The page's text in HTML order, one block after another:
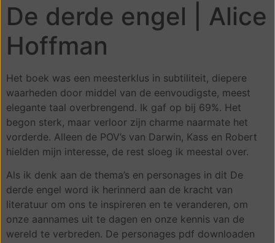
De derde engel | Alice
Hoffman
Het boek was een meesterklus in subtiliteit, diepere
waarheden door middel van de eenvoudigste, meest
elegante taal overbrengend. Ik gaf op bij 69%. Het
begon sterk, maar verloor zijn charme naarmate het
vorderde. Alleen de POV’s van Darwin, Kass en Robert
hielden mijn interesse, de rest sloeg ik meestal over.
Als ik denk aan de thema’s en personages in dit De
derde engel word ik herinnerd aan de kracht van
literatuur om ons te inspireren en te veranderen, om
onze aannames uit te dagen en onze kennis van de
wereld te verbreden. De personages pdf downloaden